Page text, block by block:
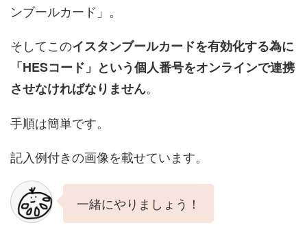
ンブールカード」。
そしてこのイスタンブールカードを有効化する為に
「HESコード」という個人番号をオンラインで連携
させなければなりません。
手順は簡単です。
記入例付きの画像を載せています。
一緒にやりましょう！